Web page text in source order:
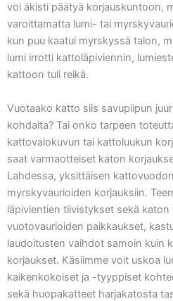
voi äkisti päätyä korjauskuntoon,
varoittamatta lumi- tai
kun puu kaatui myrskyssä talon,
lumi irrotti kattoläpiviennin,
kattoon tuli reikä.
Vuotaako katto siis savupiipun
kohdalta? Tai onko tarpeen
kattovalokuvun tai kattoluukun
saat varmaotteiset katon
Lahdessa, yksittäisen
myrskyvaurioiden korjauksiin.
läpivientien tiivistykset sekä katon
vuotovaurioiden paikkaukset,
laudoitusten vaihdot samoin kuin
korjaukset. Käsiimme voit uskoa
kaikenkokoiset ja -tyyppiset
sekä huopakatteet harjakatosta